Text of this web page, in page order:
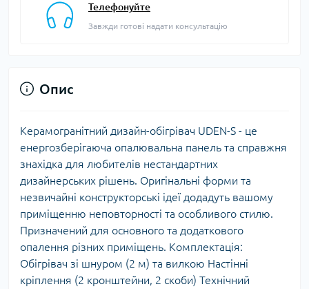
Телефонуйте
Завжди готові надати консультацію
Опис
Керамогранітний дизайн-обігрівач UDEN-S - це
енергозберігаюча опалювальна панель та справжня
знахідка для любителів нестандартних
дизайнерських рішень. Оригінальні форми та
незвичайні конструкторські ідеї додадуть вашому
приміщенню неповторності та особливого стилю.
Призначений для основного та додаткового
опалення різних приміщень. Комплектація:
Обігрівач зі шнуром (2 м) та вилкою Настінні
кріплення (2 кронштейни, 2 скоби) Технічний